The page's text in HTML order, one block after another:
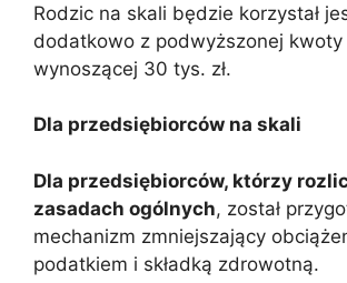
Rodzic na skali będzie korzystał
dodatkowo z podwyższonej kwoty
wynoszącej 30 tys. zł.
Dla przedsiębiorców na skali
Dla przedsiębiorców, którzy
zasadach ogólnych, został
mechanizm zmniejszający
podatkiem i składką zdrowotną.